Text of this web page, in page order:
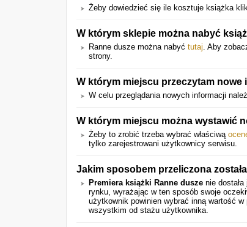
Żeby dowiedzieć się ile kosztuje książka
W którym sklepie można nabyć
Ranne dusze można nabyć tutaj. Aby
strony.
W którym miejscu przeczytam
W celu przeglądania nowych informacji
W którym miejscu można wystawić
Żeby to zrobić trzeba wybrać właściwą
tylko zarejestrowani użytkownicy serwisu.
Jakim sposobem przeliczona
Premiera książki Ranne dusze nie
rynku, wyrażając w ten sposób swoje
użytkownik powinien wybrać inną wartość w
wszystkim od stażu użytkownika.